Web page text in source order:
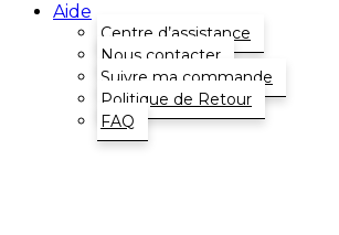
Aide
Centre d’assistance
Nous contacter
Suivre ma commande
Politique de Retour
FAQ